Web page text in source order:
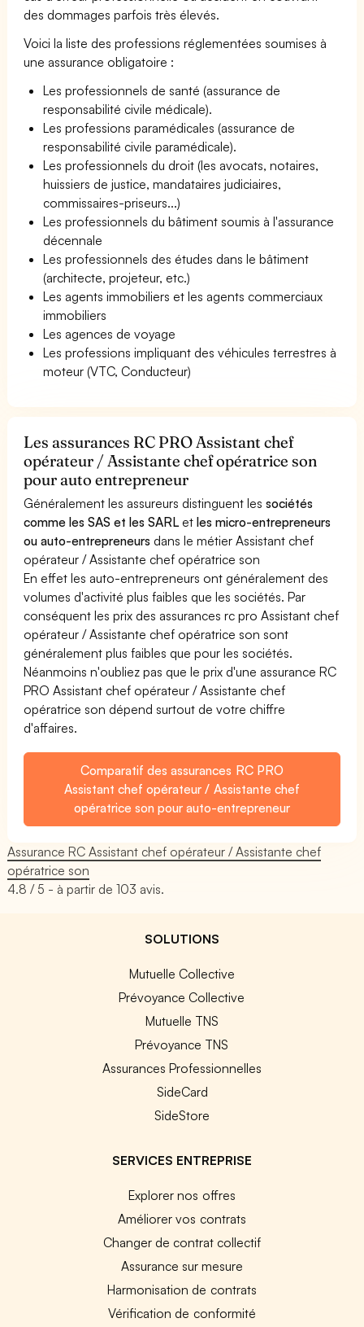
des dommages parfois très élevés.
Voici la liste des professions réglementées soumises à
une assurance obligatoire :
Les professionnels de santé (assurance de
responsabilité civile médicale).
Les professions paramédicales (assurance de
responsabilité civile paramédicale).
Les professionnels du droit (les avocats, notaires,
huissiers de justice, mandataires judiciaires,
commissaires-priseurs...)
Les professionnels du bâtiment soumis à l'assurance
décennale
Les professionnels des études dans le bâtiment
(architecte, projeteur, etc.)
Les agents immobiliers et les agents commerciaux
immobiliers
Les agences de voyage
Les professions impliquant des véhicules terrestres à
moteur (VTC, Conducteur)
Les assurances RC PRO Assistant chef
opérateur / Assistante chef opératrice son
pour auto entrepreneur
Généralement les assureurs distinguent lessociétés
comme les SAS et les SARL etles micro-entrepreneurs
ou auto-entrepreneurs dans le métier Assistant chef
opérateur / Assistante chef opératrice son
En effet les auto-entrepreneurs ont généralement des
volumes d'activité plus faibles que les sociétés. Par
conséquent les prix des assurances rc pro Assistant chef
opérateur / Assistante chef opératrice son sont
généralement plus faibles que pour les sociétés.
Néanmoins n'oubliez pas que le prix d'une assurance RC
PRO Assistant chef opérateur / Assistante chef
opératrice son dépend surtout de votre chiffre
d'affaires.
Comparatif des assurances RC PRO
Assistant chef opérateur / Assistante chef
opératrice son pour auto-entrepreneur
Assurance RC Assistant chef opérateur / Assistante chef
opératrice son
4.8 / 5 - à partir de103 avis.
SOLUTIONS
Mutuelle Collective
Prévoyance Collective
Mutuelle TNS
Prévoyance TNS
Assurances Professionnelles
SideCard
SideStore
SERVICES ENTREPRISE
Explorer nos offres
Améliorer vos contrats
Changer de contrat collectif
Assurance sur mesure
Harmonisation de contrats
Vérification de conformité